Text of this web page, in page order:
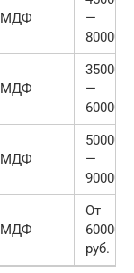
МДФ
—
80000
МДФ
35000
—
60000
МДФ
50000
—
90000
МДФ
От
60000
руб.